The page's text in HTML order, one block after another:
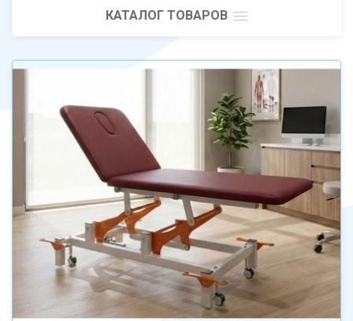
КАТАЛОГ ТОВАРОВ